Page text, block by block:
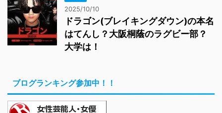
2025/10/10
ドラゴン(ブレイキングダウン)の本名
はてんし？大阪桐蔭のラグビー部？
大学は！
ブログランキング参加中！！